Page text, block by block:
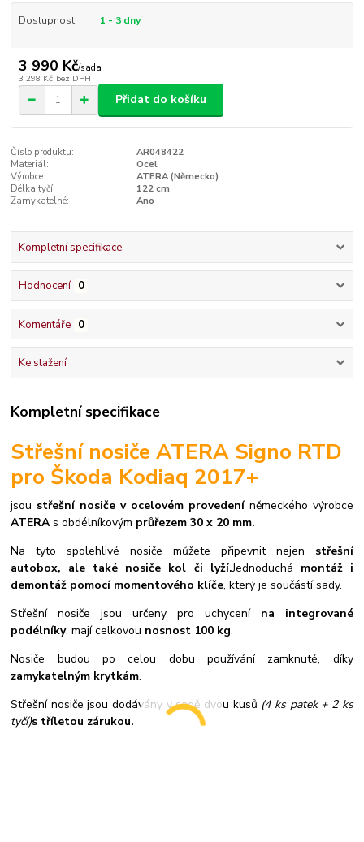
Dostupnost 1 - 3 dny
3 990 Kč/sada
3 298 Kč bez DPH
Přidat do košíku
Číslo produktu:
AR048422
Materiál:
Ocel
Výrobce:
ATERA (Německo)
Délka tyčí:
122 cm
Zamykatelné:
Ano
Kompletní specifikace
Hodnocení 0
Komentáře 0
Ke stažení
Kompletní specifikace
Střešní nosiče ATERA Signo RTD
pro Škoda Kodiaq 2017+
jsou střešní nosiče v ocelovém provedeníněmeckého výrobce
ATERAs obdélníkovým průřezem 30 x 20 mm.
Na tyto spolehlivé nosiče můžete připevnit nejen střešní
autobox, ale také nosiče kol či lyží.Jednoduchá montáž i
demontáž pomocí momentového klíče, který je součástí sady.
Střešní nosiče jsou určeny pro uchycení na integrované
podélníky, mají celkovou nosnost 100 kg.
Nosiče budou po celou dobu používání zamknuté, díky
zamykatelným krytkám.
Střešní nosiče jsou dodávány v sadě dvou kusů (4 ks patek + 2 ks
tyčí)s tříletou zárukou.